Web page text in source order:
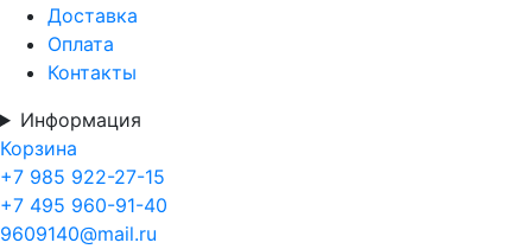
Доставка
Оплата
Контакты
Информация
Корзина
+7 985 922-27-15
+7 495 960-91-40
9609140@mail.ru